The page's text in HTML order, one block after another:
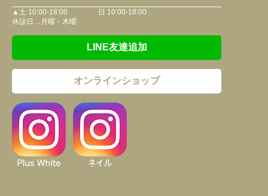
▲土 10:00-18:00 日 10:00-18:00
休診日…月曜・木曜
LINE友達追加
オンラインショップ